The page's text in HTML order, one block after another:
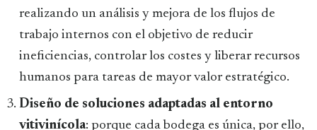
realizando un análisis y mejora de los flujos de
trabajo internos con el objetivo de reducir
ineficiencias, controlar los costes y liberar recursos
humanos para tareas de mayor valor estratégico.
Diseño de soluciones adaptadas al entorno
vitivinícola: porque cada bodega es única, por ello,